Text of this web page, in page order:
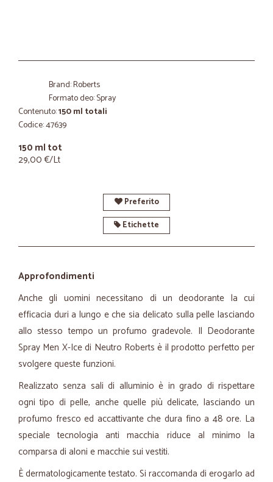
Brand: Roberts
Formato deo: Spray
Contenuto:150 ml totali
Codice: 47639
150 ml tot
29,00 €/Lt
Preferito
Etichette
Approfondimenti
Anche gli uomini necessitano di un deodorante la cui
efficacia duri a lungo e che sia delicato sulla pelle lasciando
allo stesso tempo un profumo gradevole. Il Deodorante
Spray Men X-Ice di Neutro Roberts è il prodotto perfetto per
svolgere queste funzioni.
Realizzato senza sali di alluminio è in grado di rispettare
ogni tipo di pelle, anche quelle più delicate, lasciando un
profumo fresco ed accattivante che dura fino a 48 ore. La
speciale tecnologia anti macchia riduce al minimo la
comparsa di aloni e macchie sui vestiti.
È dermatologicamente testato. Si raccomanda di erogarlo ad